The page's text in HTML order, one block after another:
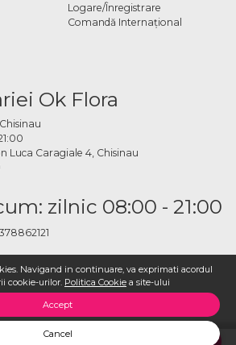
Navigand in continuare, va exprimati acordul
cookie-urilor. Politica Cookie a site-ului
Accept
Cancel
Logare/Înregistrare
Comandă Internațional
Ok Flora
Luca Caragiale 4, Chisinau
zilnic 08:00 - 21:00